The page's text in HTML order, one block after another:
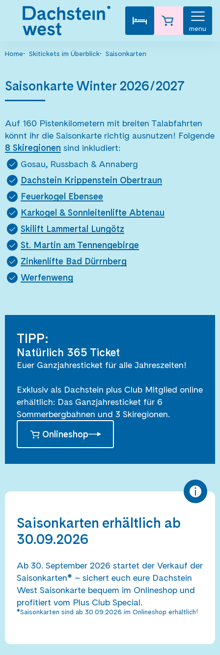
menu
Home Skitickets im Überblick Saisonkarten
Saisonkarte Winter 2026/2027
Auf 160 Pistenkilometern mit breiten Talabfahrten
könnt ihr die Saisonkarte richtig ausnutzen! Folgende
8 Skiregionen sind inkludiert:
Gosau, Russbach & Annaberg
Dachstein Krippenstein Obertraun
Feuerkogel Ebensee
Karkogel & Sonnleitenlifte Abtenau
Skilift Lammertal Lungötz
St. Martin am Tennengebirge
Zinkenlifte Bad Dürrnberg
Werfenweng
TIPP:
Natürlich 365 Ticket
Euer Ganzjahresticket für alle Jahreszeiten!
Exklusiv als Dachstein plus Club Mitglied online
erhältlich: Das Ganzjahresticket für 6
Sommerbergbahnen und 3 Skiregionen.
Onlineshop
Saisonkarten erhältlich ab
30.09.2026
Ab 30. September 2026 startet der Verkauf der
Saisonkarten* – sichert euch eure Dachstein
West Saisonkarte bequem im Onlineshop und
profitiert vom Plus Club Special.
*Saisonkarten sind ab 30.09.2026 im Onlineshop erhältlich!